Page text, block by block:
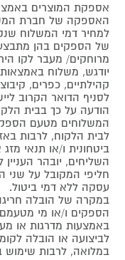
אספקת המוצרים
האספקה של חברת
למחיר דמי המשלוח
של הספקים בהן
מרוחקים/ מעבר לקו
יודגש, משלוח
קהילתיים, כפרים,
לסניף הדואר הקרוב
הודעה על כך בבית
המשלוחים מטעם
לבית הלקוח, לרבות
ביטחונית ו/או תנאי
השליחים, יובהר
חליפי המקובל על שני
עסקה ללא דמי ביטול.
במקרה של הובלה
הספקים ו/או מי
באמצעות מדרגות או
לביצועה או הובלה
במלואה, לרבות שימוש